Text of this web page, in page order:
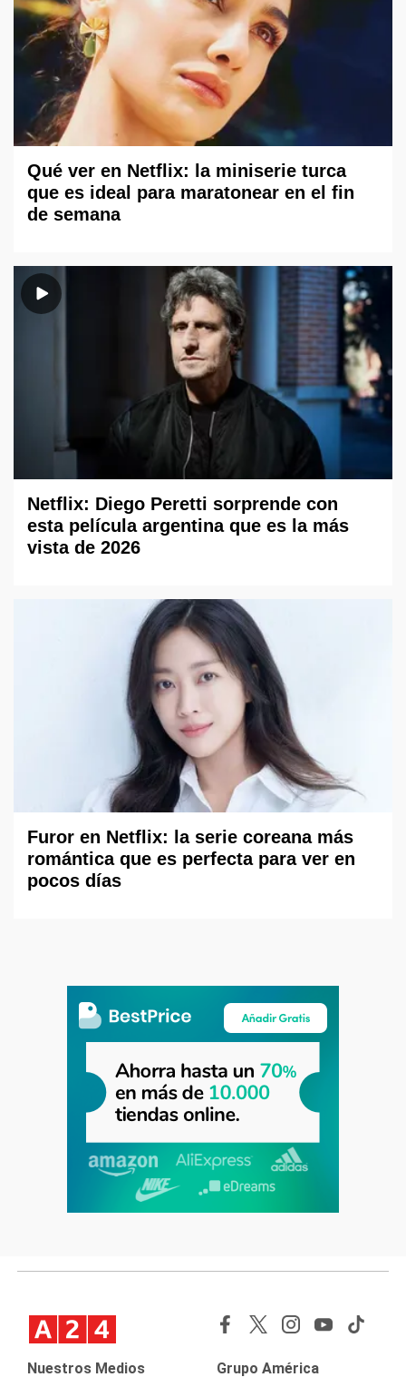
Qué ver en Netflix: la miniserie turca
que es ideal para maratonear en el fin
de semana
Netflix: Diego Peretti sorprende con
esta película argentina que es la más
vista de 2026
Furor en Netflix: la serie coreana más
romántica que es perfecta para ver en
pocos días
Nuestros Medios Grupo América